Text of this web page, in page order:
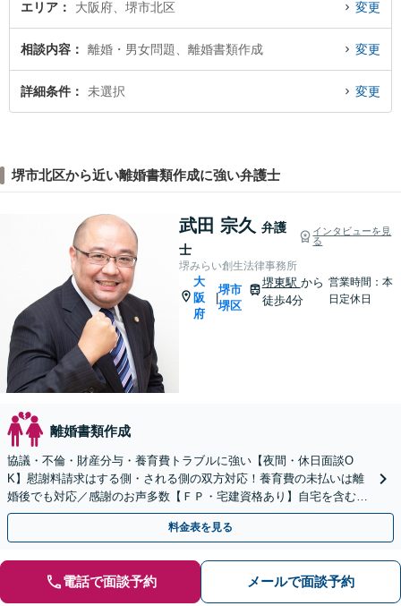
エリア 大阪府、堺市北区 変更
相談内容 離婚・男女問題、離婚書類作成 変更
詳細条件 未選択 変更
堺市北区から近い離婚書類作成に強い弁護士
武田 宗久 弁護
士
インタビューを見
る
堺みらい創生法律事務所
大
阪
府
堺市
堺区
堺東駅 から
徒歩4分
営業時間：本
日定休日
離婚書類作成
協議・不倫・財産分与・養育費トラブルに強い【夜間・休日面談O
K】慰謝料請求はする側・される側の双方対応！養育費の未払いは離
婚後でも対応／感謝のお声多数【ＦＰ・宅建資格あり】自宅を含む財
産分与や離婚後の生活の見通しも相談可能
料金表を見る
電話で面談予約 メールで面談予約